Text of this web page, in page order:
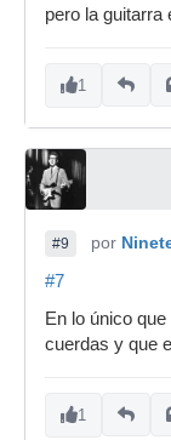
pero la guitarra
1
#9 por
#7
En lo único
cuerdas y que
1